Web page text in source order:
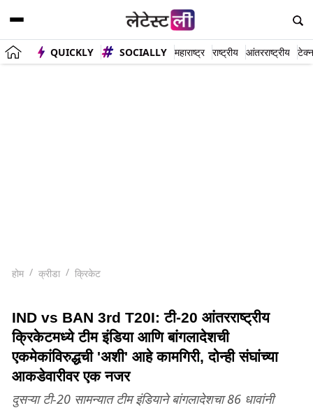
QUICKLY SOCIALLY महाराष्ट्र राष्ट्रीय आंतरराष्ट्रीय
होम क्रीडा क्रिकेट
IND vs BAN 3rd T20I: टी-20 आंतरराष्ट्रीय
क्रिकेटमध्ये टीम इंडिया आणि बांगलादेशची
एकमेकांविरुद्धची 'अशी' आहे कामगिरी, दोन्ही संघांच्या
आकडेवारीवर एक नजर
दुसऱ्या टी-20 सामन्यात टीम इंडियाने बांगलादेशचा 86 धावांनी